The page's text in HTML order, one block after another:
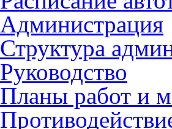
Администрация
Структура
Руководство
Планы работ и